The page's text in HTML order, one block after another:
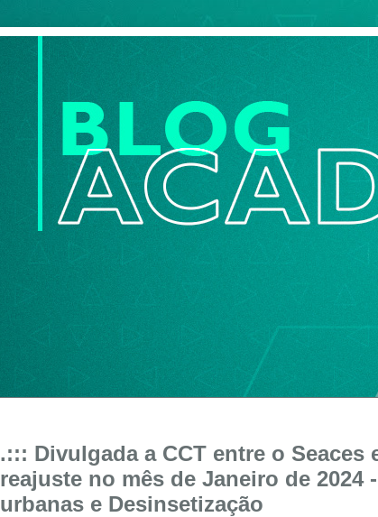
.::: Divulgada a CCT entre o
reajuste no mês de Janeiro de
urbanas e Desinsetização